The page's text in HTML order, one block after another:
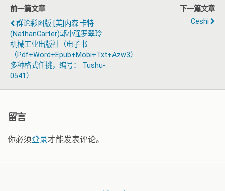
前一篇文章
群论彩图版 [美]内森·卡特
(NathanCarter)郭小强罗翠玲
机械工业出版社（电子书
（pdf+word+epub+mobi+txt+azw3）
多种格式任挑，编号： Tushu-
0541）
下一篇文章
Ceshi
留言
你必须登录才能发表评论。